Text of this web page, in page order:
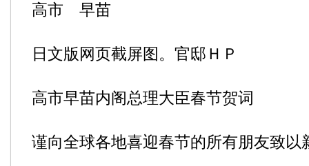
高市 早苗
日文版网页截屏图。官邸ＨＰ
高市早苗内阁总理大臣春节贺词
谨向全球各地喜迎春节的所有朋友致以